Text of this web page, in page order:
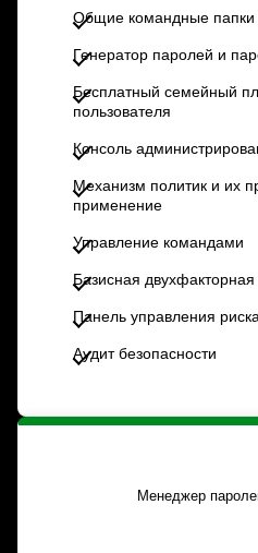
Общие командные папки
Генератор паролей и
Бесплатный семейный
пользователя
Консоль
Механизм политик и их
применение
Управление командами
Базисная
Панель управления
Аудит безопасности
Менеджер